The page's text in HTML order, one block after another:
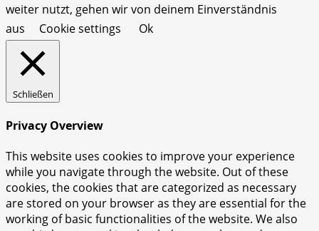
weiter nutzt, gehen wir von deinem Einverständnis
aus
Cookie settings Ok
Schließen
Privacy Overview
This website uses cookies to improve your experience
while you navigate through the website. Out of these
cookies, the cookies that are categorized as necessary
are stored on your browser as they are essential for the
working of basic functionalities of the website. We also